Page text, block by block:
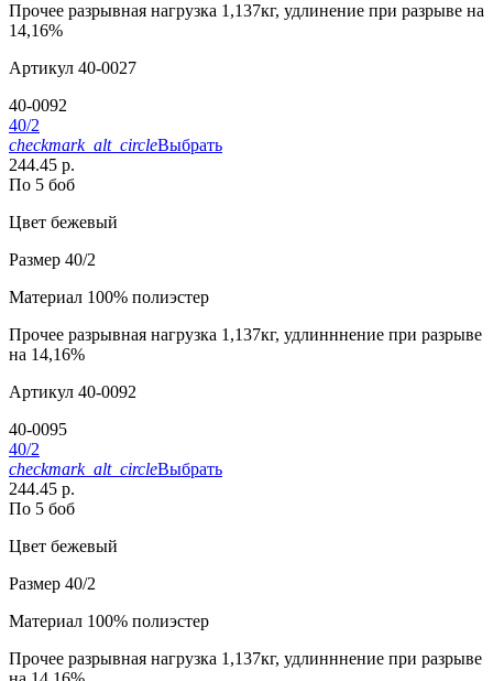
Прочее разрывная нагрузка 1,137кг, удлинение при разрыве на
14,16%
Артикул 40-0027
40-0092
40/2
checkmark_alt_circleВыбрать
244.45 р.
По 5 боб
Цвет бежевый
Размер 40/2
Материал 100% полиэстер
Прочее разрывная нагрузка 1,137кг, удлинннение при разрыве
на 14,16%
Артикул 40-0092
40-0095
40/2
checkmark_alt_circleВыбрать
244.45 р.
По 5 боб
Цвет бежевый
Размер 40/2
Материал 100% полиэстер
Прочее разрывная нагрузка 1,137кг, удлинннение при разрыве